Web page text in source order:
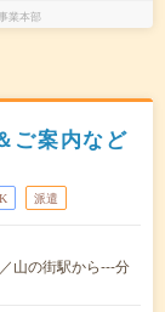
業本部
ご案内など
派遣
山の街駅から---分